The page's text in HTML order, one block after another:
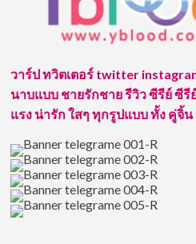
กาย
เทรนเนอร์
และ
แบบ
สุด
หล่อ
วาร์ป ทวิตเตอร์ twitter
นาบแบบ ชายรักชาย รีวิว ซีรีย์ ซีรี
แรง น่ารัก ใสๆ ทุกรูปแบบ ทั้ง คู่จิ้น